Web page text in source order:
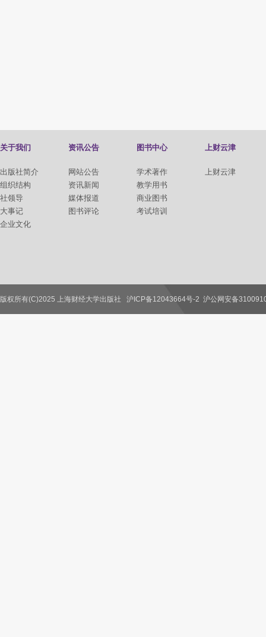
关于我们
出版社简介
组织结构
社领导
大事记
企业文化
资讯公告
网站公告
资讯新闻
媒体报道
图书评论
图书中心
学术著作
教学用书
商业图书
考试培训
上财云津
上财云津
联系我们
版权所有(C)2025 上海财经大学出版社 沪ICP备12043664号-2 沪公网安备